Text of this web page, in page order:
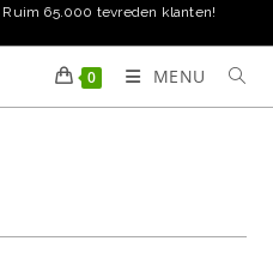
65.000 tevreden klanten!
0 MENU